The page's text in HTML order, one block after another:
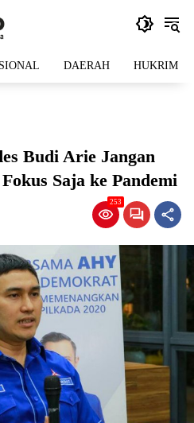
DAERAH HUKRIM
Budi Arie Jangan
Saja ke Pandemi
253